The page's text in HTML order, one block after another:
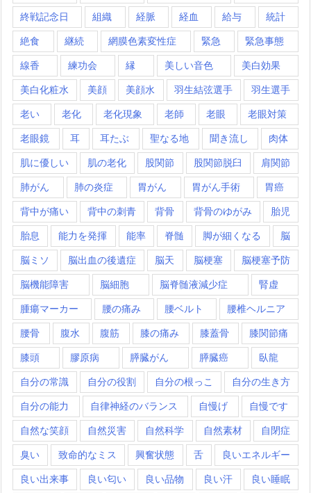
終戦記念日 組織 経脈 経血 給与 統計
絶食 継続 網膜色素変性症 緊急 緊急事態
線香 練功会 縁 美しい音色 美白効果
美白化粧水 美顔 美顔水 羽生結弦選手 羽生選手
老い 老化 老化現象 老師 老眼 老眼対策
老眼鏡 耳 耳たぶ 聖なる地 聞き流し 肉体
肌に優しい 肌の老化 股関節 股関節脱臼 肩関節
肺がん 肺の炎症 胃がん 胃がん手術 胃癌
背中が痛い 背中の刺青 背骨 背骨のゆがみ 胎児
胎息 能力を発揮 能率 脊髄 脚が細くなる 脳
脳ミソ 脳出血の後遺症 脳天 脳梗塞 脳梗塞予防
脳機能障害 脳細胞 脳脊髄液減少症 腎虚
腫瘍マーカー 腰の痛み 腰ベルト 腰椎ヘルニア
腰骨 腹水 腹筋 膝の痛み 膝蓋骨 膝関節痛
膝頭 膠原病 膵臓がん 膵臓癌 臥龍
自分の常識 自分の役割 自分の根っこ 自分の生き方
自分の能力 自律神経のバランス 自慢げ 自慢です
自然な笑顔 自然災害 自然科学 自然素材 自閉症
臭い 致命的なミス 興奮状態 舌 良いエネルギー
良い出来事 良い匂い 良い品物 良い汗 良い睡眠